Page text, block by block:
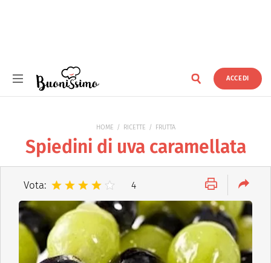
ACCEDI
HOME RICETTE FRUTTA
Spiedini di uva caramellata
Vota: 4